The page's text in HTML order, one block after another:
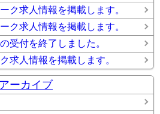
ク求人情報を掲載します。
ク求人情報を掲載します。
付を終了しました。
求人情報を掲載します。
アーカイブ